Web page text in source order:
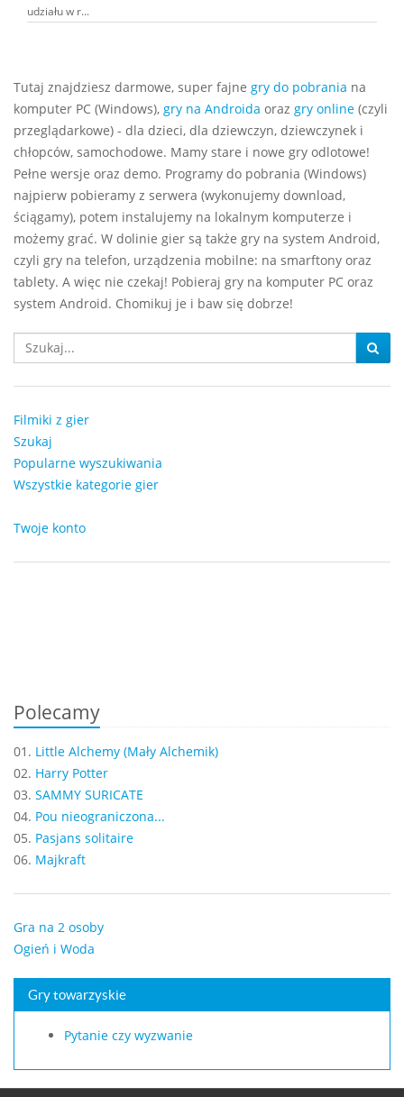
udziału w r...
Tutaj znajdziesz darmowe, super fajne gry do pobrania na
komputer PC (Windows), gry na Androida oraz gry online (czyli
przeglądarkowe) - dla dzieci, dla dziewczyn, dziewczynek i
chłopców, samochodowe. Mamy stare i nowe gry odlotowe!
Pełne wersje oraz demo. Programy do pobrania (Windows)
najpierw pobieramy z serwera (wykonujemy download,
ściągamy), potem instalujemy na lokalnym komputerze i
możemy grać. W dolinie gier są także gry na system Android,
czyli gry na telefon, urządzenia mobilne: na smarftony oraz
tablety. A więc nie czekaj! Pobieraj gry na komputer PC oraz
system Android. Chomikuj je i baw się dobrze!
Filmiki z gier
Szukaj
Popularne wyszukiwania
Wszystkie kategorie gier
Twoje konto
Polecamy
01. Little Alchemy (Mały Alchemik)
02. Harry Potter
03. SAMMY SURICATE
04. Pou nieograniczona...
05. Pasjans solitaire
06. Majkraft
Gra na 2 osoby
Ogień i Woda
Gry towarzyskie
Pytanie czy wyzwanie